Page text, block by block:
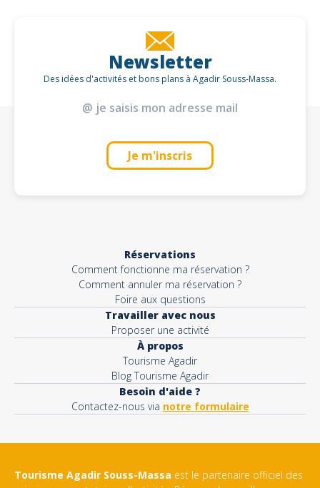
Newsletter
Des idées d'activités et bons plans à Agadir Souss-Massa.
Je m'inscris
Réservations
Comment fonctionne ma réservation ?
Comment annuler ma réservation ?
Foire aux questions
Travailler avec nous
Proposer une activité
À propos
Tourisme Agadir
Blog Tourisme Agadir
Besoin d'aide ?
Contactez-nous via notre formulaire
Tourisme Agadir Souss-Massa est le partenaire officiel des